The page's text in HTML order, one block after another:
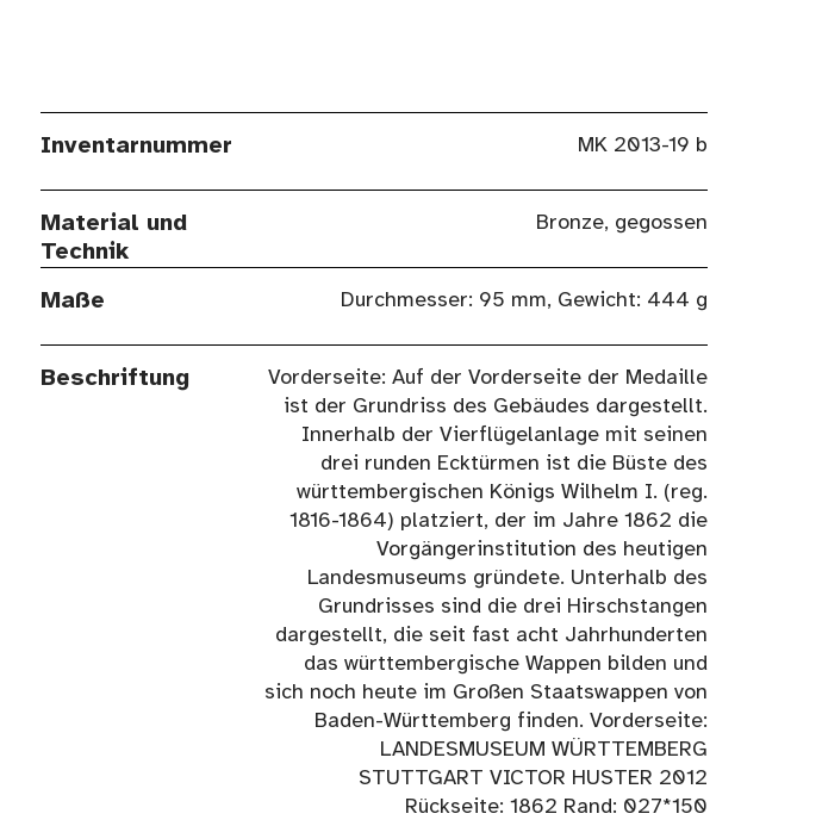
Inventarnummer MK 2013-19 b
Material und
Technik
Bronze, gegossen
Maße Durchmesser: 95 mm, Gewicht: 444 g
Beschriftung
Vorderseite: Auf der Vorderseite der Medaille
ist der Grundriss des Gebäudes dargestellt.
Innerhalb der Vierflügelanlage mit seinen
drei runden Ecktürmen ist die Büste des
württembergischen Königs Wilhelm I. (reg.
1816-1864) platziert, der im Jahre 1862 die
Vorgängerinstitution des heutigen
Landesmuseums gründete. Unterhalb des
Grundrisses sind die drei Hirschstangen
dargestellt, die seit fast acht Jahrhunderten
das württembergische Wappen bilden und
sich noch heute im Großen Staatswappen von
Baden-Württemberg finden. Vorderseite:
LANDESMUSEUM WÜRTTEMBERG
STUTTGART VICTOR HUSTER 2012
Rückseite: 1862 Rand: 027*150